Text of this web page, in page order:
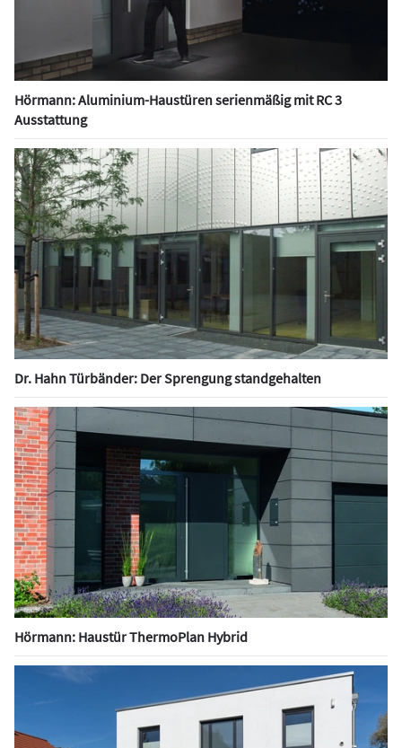
Hörmann: Aluminium-Haustüren serienmäßig mit RC 3
Ausstattung
Dr. Hahn Türbänder: Der Sprengung standgehalten
Hörmann: Haustür ThermoPlan Hybrid